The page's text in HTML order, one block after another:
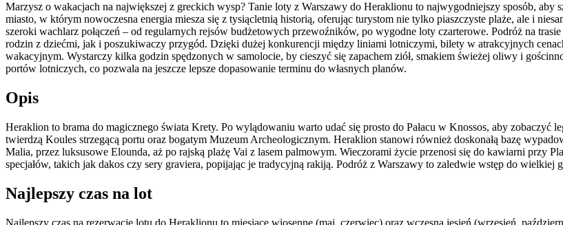
Marzysz o wakacjach na największej z greckich wysp? Tanie loty z Warszawy do Heraklionu to najwygodniejszy sposób,
miasto, w którym nowoczesna energia miesza się z tysiącletnią historią, oferując turystom nie tylko piaszczyste plaże, ale i
szeroki wachlarz połączeń – od regularnych rejsów budżetowych przewoźników, po wygodne loty czarterowe. Podróż na
rodzin z dziećmi, jak i poszukiwaczy przygód. Dzięki dużej konkurencji między liniami lotniczymi, bilety w atrakcyjnych
wakacyjnym. Wystarczy kilka godzin spędzonych w samolocie, by cieszyć się zapachem ziół, smakiem świeżej oliwy i
portów lotniczych, co pozwala na jeszcze lepsze dopasowanie terminu do własnych planów.
Opis
Heraklion to brama do magicznego świata Krety. Po wylądowaniu warto udać się prosto do Pałacu w Knossos, aby zobaczyć
twierdzą Koules strzegącą portu oraz bogatym Muzeum Archeologicznym. Heraklion stanowi również doskonałą bazę
Malia, przez luksusowe Elounda, aż po rajską plażę Vai z lasem palmowym. Wieczorami życie przenosi się do kawiarni przy
specjałów, takich jak dakos czy sery graviera, popijając je tradycyjną rakiją. Podróż z Warszawy to zaledwie wstęp do wielkiej
Najlepszy czas na lot
Najlepszy czas na rezerwację lotu do Heraklionu to miesiące wiosenne (maj, czerwiec) oraz wczesna jesień (wrzesień,